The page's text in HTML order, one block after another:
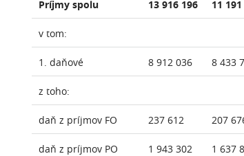
Príjmy spolu 13 916 196 11
v tom:
1. daňové 8 912 036 8 433
z toho:
daň z príjmov FO 237 612 207
daň z príjmov PO 1 943 302 1 637